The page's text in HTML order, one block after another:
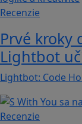
Recenzie
Prvé kroky
Lightbot
Lightbot: Code
Recenzie